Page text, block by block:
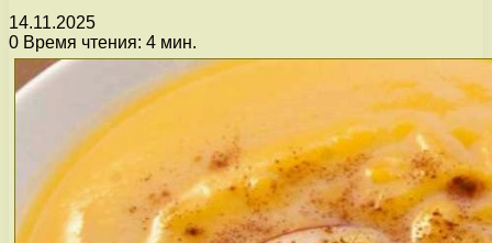
14.11.2025
0 Время чтения: 4 мин.